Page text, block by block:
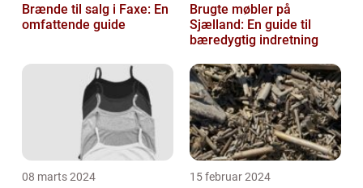
Brænde til salg i Faxe: En
omfattende guide
Brugte møbler på
Sjælland: En guide til
bæredygtig indretning
08 marts 2024 15 februar 2024